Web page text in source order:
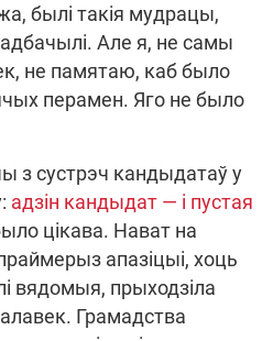
былі такія мудрацы,
Але я, не самы
не памятаю, каб было
перамен. Яго не было
з сустрэч кандыдатаў у
адзін кандыдат — і пустая
цікава. Нават на
апазіцыі, хоць
вядомыя, прыходзіла
Грамадства